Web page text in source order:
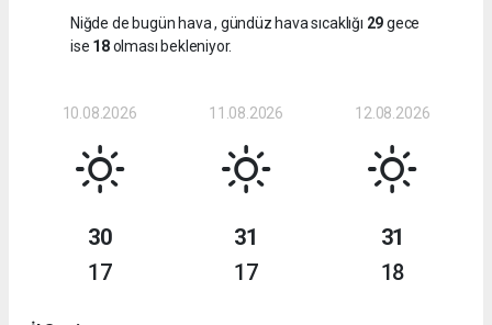
Niğde de bugün hava, gündüz hava sıcaklığı 29gece
ise 18olması bekleniyor.
10.08.2026
30
17
11.08.2026
31
17
12.08.2026
31
18